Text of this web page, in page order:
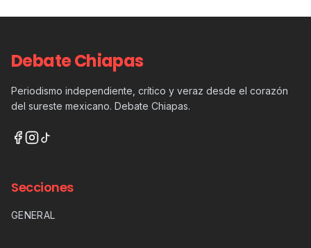
Debate Chiapas
Periodismo independiente, crítico y veraz desde el corazón
del sureste mexicano. Debate Chiapas.
Secciones
GENERAL